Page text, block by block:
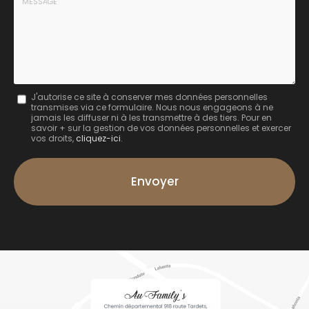
Message
J'autorise ce site à conserver mes données personnelles
transmises via ce formulaire. Nous nous engageons à ne
jamais les diffuser ni à les transmettre à des tiers. Pour en
savoir + sur la gestion de vos données personnelles et exercer
vos droits, cliquez-ici.
Acceptation
RGPD
*
Envoyer